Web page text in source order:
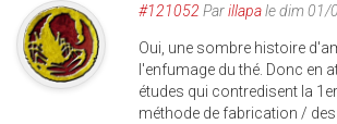
#121052 Parillapale dim 01/
Oui, une sombre histoire
l'enfumage du thé. Donc en
études qui contredisent la
méthode de fabrication /